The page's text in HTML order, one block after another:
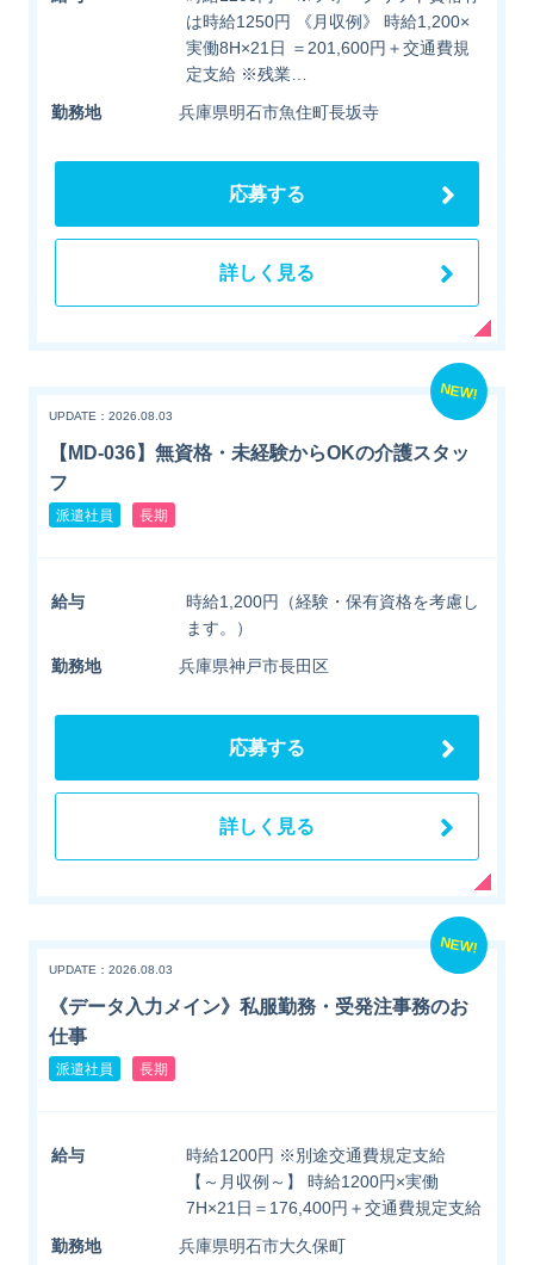
は時給1250円 《月収例》 時給1,200×
実働8H×21日 ＝201,600円＋交通費規
定支給 ※残業…
勤務地
兵庫県明石市魚住町長坂寺
応募する
詳しく見る
NEW!
UPDATE：2026.08.03
【MD-036】無資格・未経験からOKの介護スタッ
フ
派遣社員 長期
給与
時給1,200円（経験・保有資格を考慮し
ます。）
勤務地
兵庫県神戸市長田区
応募する
詳しく見る
NEW!
UPDATE：2026.08.03
《データ入力メイン》私服勤務・受発注事務のお
仕事
派遣社員 長期
給与
時給1200円 ※別途交通費規定支給
【～月収例～】 時給1200円×実働
7H×21日＝176,400円＋交通費規定支給
勤務地
兵庫県明石市大久保町